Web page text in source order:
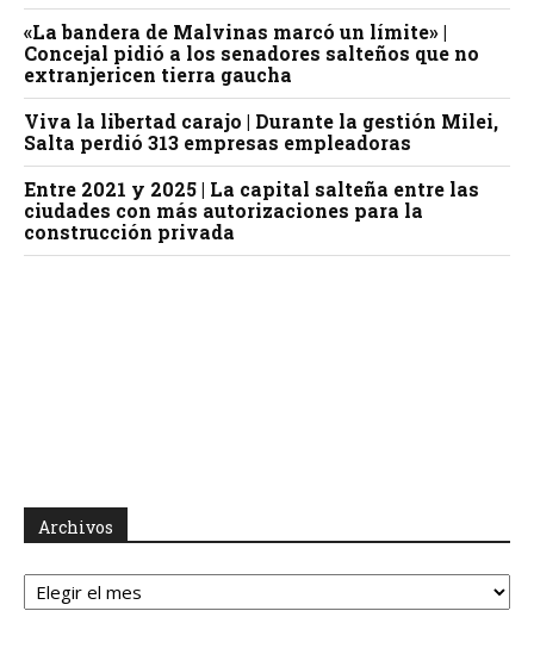
«La bandera de Malvinas marcó un límite» |
Concejal pidió a los senadores salteños que no
extranjericen tierra gaucha
Viva la libertad carajo | Durante la gestión Milei,
Salta perdió 313 empresas empleadoras
Entre 2021 y 2025 | La capital salteña entre las
ciudades con más autorizaciones para la
construcción privada
Archivos
Archivos